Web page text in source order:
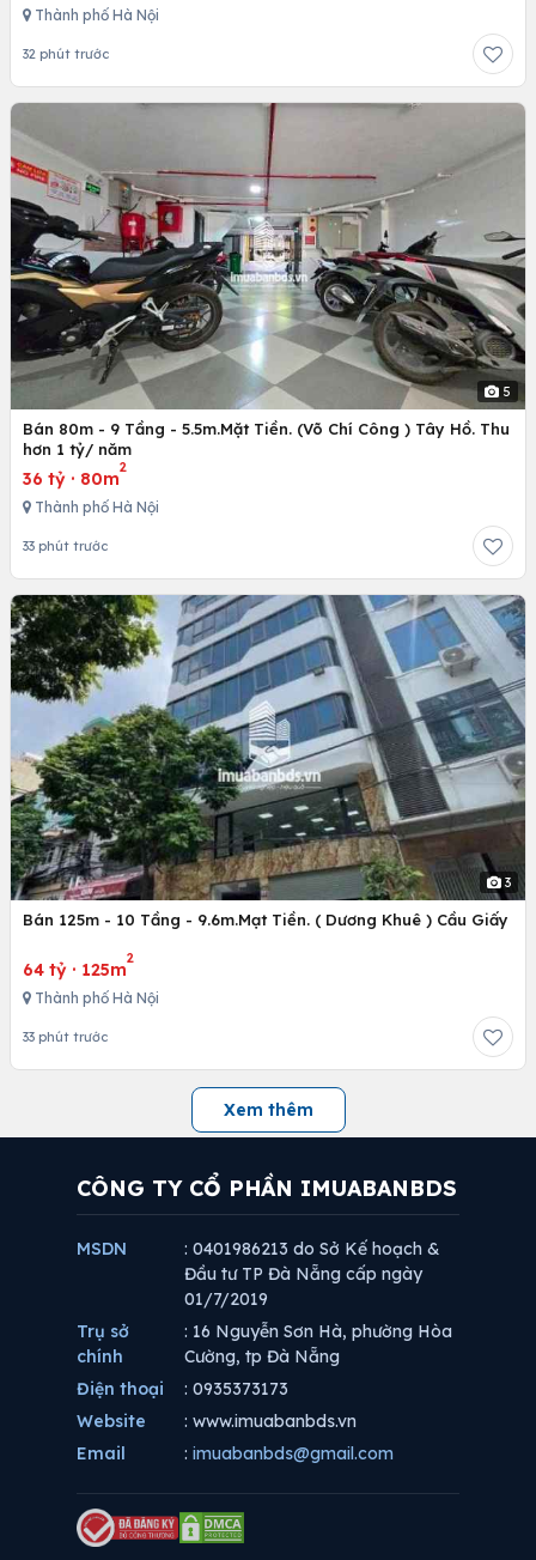
Thành phố Hà Nội
32 phút trước
5
Bán 80m - 9 Tầng - 5.5m.Mặt Tiền. (Võ Chí Công ) Tây Hồ. Thu
hơn 1 tỷ/ năm
36 tỷ · 80m
2
Thành phố Hà Nội
33 phút trước
3
Bán 125m - 10 Tầng - 9.6m.Mạt Tiền. ( Dương Khuê ) Cầu Giấy
64 tỷ · 125m
2
Thành phố Hà Nội
33 phút trước
Xem thêm
CÔNG TY CỔ PHẦN IMUABANBDS
MSDN
: 0401986213 do Sở Kế hoạch &
Đầu tư TP Đà Nẵng cấp ngày
01/7/2019
Trụ sở
chính
: 16 Nguyễn Sơn Hà, phường Hòa
Cường, tp Đà Nẵng
Điện thoại
: 0935373173
Website
: www.imuabanbds.vn
Email
: imuabanbds@gmail.com